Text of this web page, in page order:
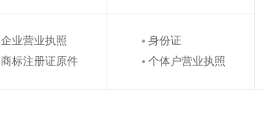
企业营业执照
商标注册证原件
身份证
个体户营业执照